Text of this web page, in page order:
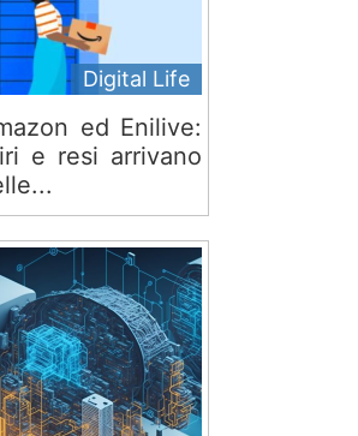
Digital Life
ed Enilive:
e resi arrivano